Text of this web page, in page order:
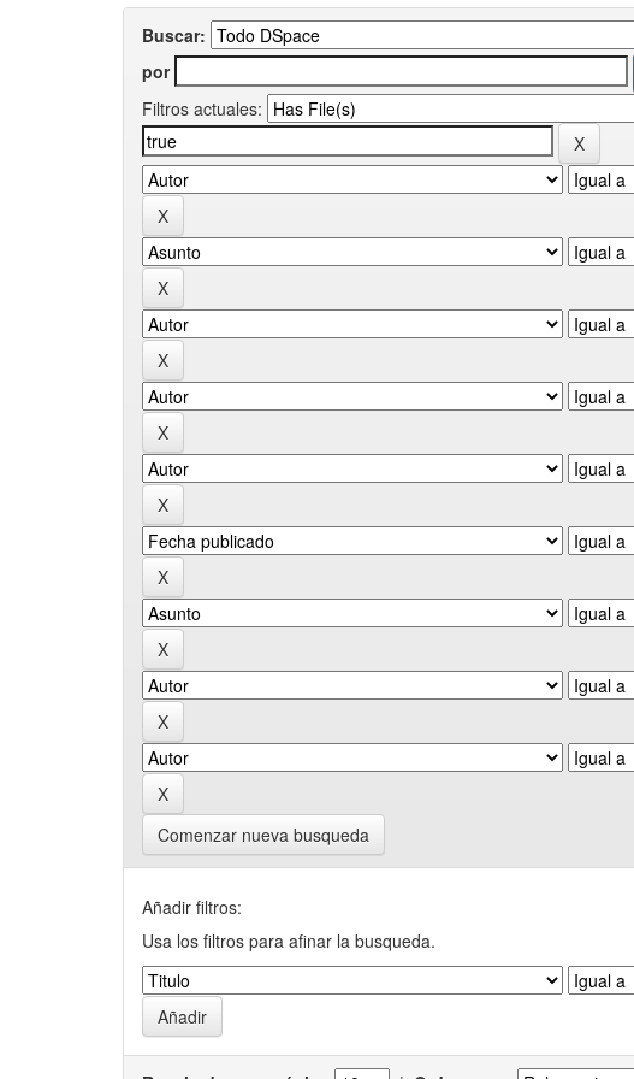
Buscar:
por
Filtros actuales:
Comenzar nueva busqueda
Añadir filtros:
Usa los filtros para afinar la busqueda.